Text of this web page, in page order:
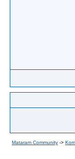
Mataram Community ->